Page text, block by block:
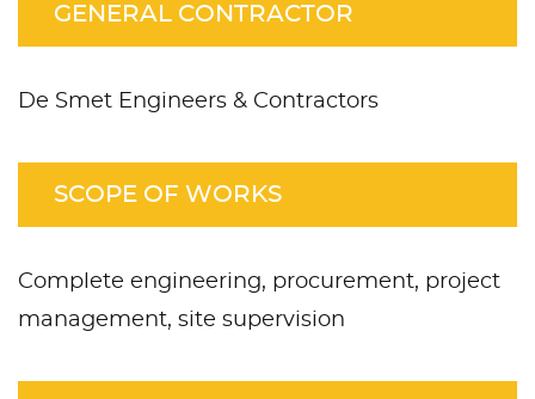
GENERAL CONTRACTOR
De Smet Engineers & Contractors
SCOPE OF WORKS
Complete engineering, procurement, project
management, site supervision